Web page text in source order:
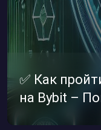
✅ Как
на Bybit –